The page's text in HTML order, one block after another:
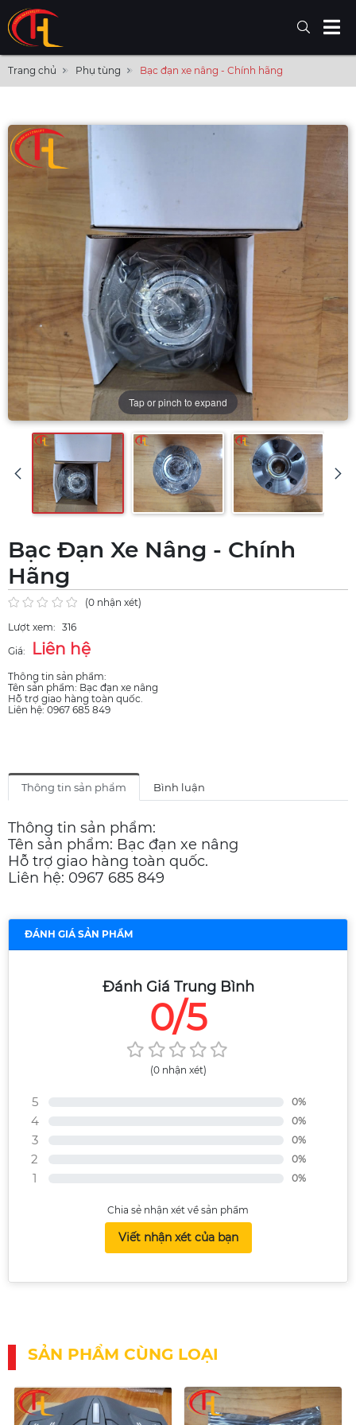
Trang chủ Phụ tùng Bạc đạn xe nâng - Chính hãng
Tap or pinch to expand
Bạc Đạn Xe Nâng - Chính
Hãng
(0 nhận xét)
Lượt xem: 316
Giá:
Liên hệ
Thông tin sản phẩm:
Tên sản phẩm: Bạc đạn xe nâng
Hỗ trợ giao hàng toàn quốc.
Liên hệ: 0967 685 849
Thông tin sản phẩm Bình luận
Thông tin sản phẩm:
Tên sản phẩm: Bạc đạn xe nâng
Hỗ trợ giao hàng toàn quốc.
Liên hệ: 0967 685 849
ĐÁNH GIÁ SẢN PHẨM
Đánh Giá Trung Bình
0/5
(0 nhận xét)
5 0%
4 0%
3 0%
2 0%
1 0%
Chia sẻ nhận xét về sản phẩm
Viết nhận xét của bạn
SẢN PHẨM CÙNG LOẠI